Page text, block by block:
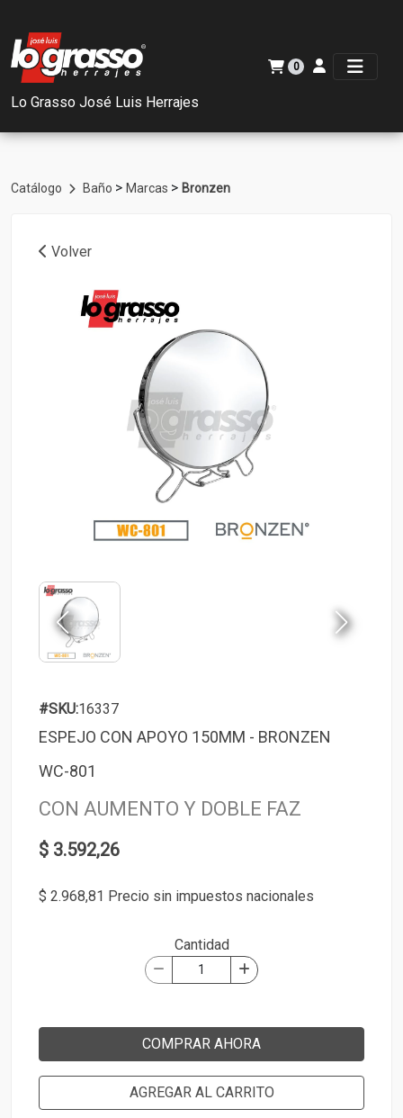
Lo Grasso José Luis Herrajes
0
Catálogo Baño > Marcas > Bronzen
Volver
#SKU:16337
ESPEJO CON APOYO 150MM - BRONZEN
WC-801
CON AUMENTO Y DOBLE FAZ
$ 3.592,26
$ 2.968,81 Precio sin impuestos nacionales
Cantidad
COMPRAR AHORA
AGREGAR AL CARRITO